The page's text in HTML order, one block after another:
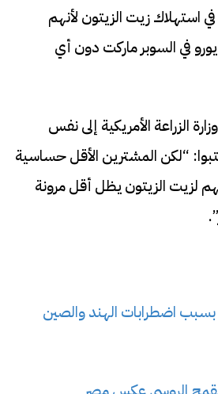
استهلاك زيت الزيتون لأنهم
معتادون على دفع 10 يورو في السوبر ماركت دون أي
الزراعة الأمريكية إلى نفس
“لكن المشترين الأقل حساسية
لزيت الزيتون يظل أقل مرونة
بسبب اضطرابات الهند والصين